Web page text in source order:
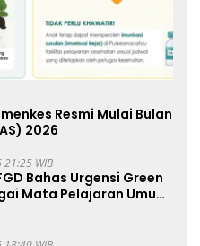
Resmi Mulai Bulan
2026
21:25 WIB
Bahas Urgensi Green
Mata Pelajaran Umum